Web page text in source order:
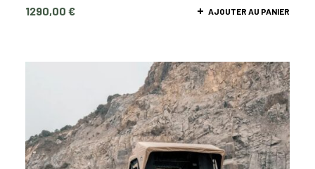
1290,00 € AJOUTER AU PANIER